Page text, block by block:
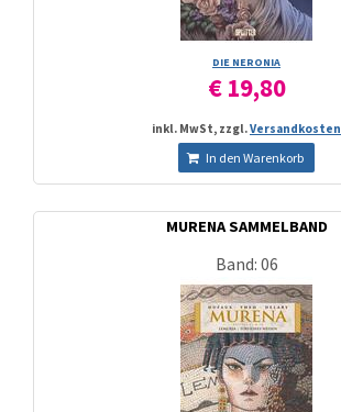
DIE NERONIA
€ 19,80
inkl. MwSt, zzgl.Versandkosten
In den Warenkorb
MURENA SAMMELBAND
Band: 06